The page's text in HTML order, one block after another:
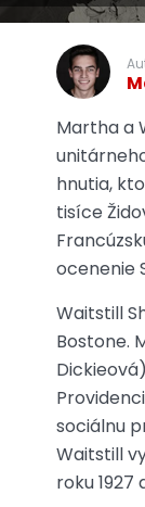
Martha a
hnutia,
tisíce
ocenenie
Waitstill
Bostone.
sociálnu
Waitstill
roku 1927